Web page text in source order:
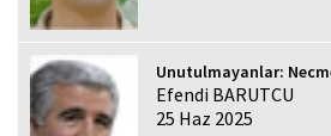
Unutulmayanlar:
Efendi BARUTCU
25 Haz 2025